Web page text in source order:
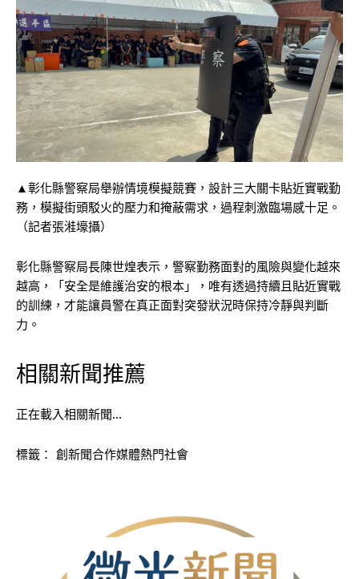
▲彰化縣警察局舉辦情境模擬競賽，設計三大關卡貼近實戰勤
務，模擬街頭駁火的壓力和掩蔽需求，過程刺激臨場感十足。
（記者張溎壕攝）
彰化縣警察局長陳世煌表示，警察勤務面對的風險與變化越來
越高，「安全是維護治安的根本」，唯有透過持續且貼近實戰
的訓練，才能讓員警在真正面對突發狀況時保持冷靜與判斷
力。
相關新聞推薦
正在載入相關新聞…
標籤： 創新聞合作媒體熱門社會